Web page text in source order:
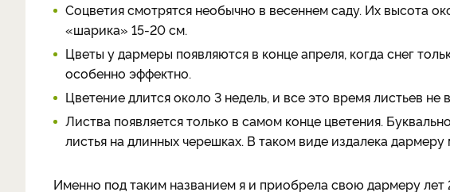
Соцветия смотрятся необычно в весеннем саду. Их высота
«шарика» 15-20 см.
Цветы у дармеры появляются в конце апреля, когда снег
особенно эффектно.
Цветение длится около 3 недель, и все это время листьев не
Листва появляется только в самом конце цветения.
листья на длинных черешках. В таком виде издалека
Именно под таким названием я и приобрела свою дармеру лет